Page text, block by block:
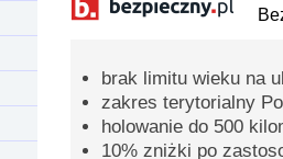
brak limitu wieku na
zakres terytorialny
holowanie do 500
10% zniżki po